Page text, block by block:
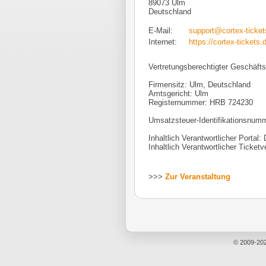
89073 Ulm
Deutschland
E-Mail:
support@cortex-
Internet:
https://cortex-
Vertretungsberechtigter
Firmensitz: Ulm, Deutschland
Amtsgericht: Ulm
Registernummer: HRB 724230
Umsatzsteuer-
Inhaltlich Verantwortlicher
Inhaltlich Verantwortlicher
>>> Zur Veranstaltung
© 2009-